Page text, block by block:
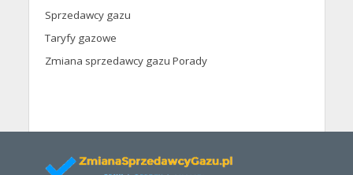
Sprzedawcy gazu
Taryfy gazowe
Zmiana sprzedawcy gazu Porady